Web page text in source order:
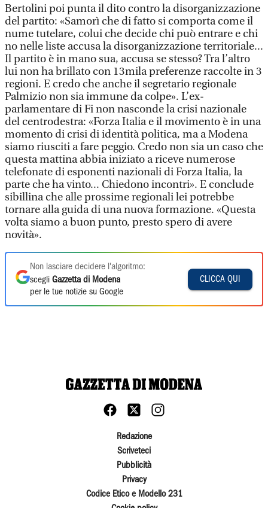
Bertolini poi punta il dito contro la disorganizzazione
del partito: «Samorì che di fatto si comporta come il
nume tutelare, colui che decide chi può entrare e chi
no nelle liste accusa la disorganizzazione territoriale...
Il partito è in mano sua, accusa se stesso? Tra l’altro
lui non ha brillato con 13mila preferenze raccolte in 3
regioni. E credo che anche il segretario regionale
Palmizio non sia immune da colpe». L’ex-
parlamentare di Fi non nasconde la crisi nazionale
del centrodestra: «Forza Italia e il movimento è in una
momento di crisi di identità politica, ma a Modena
siamo riusciti a fare peggio. Credo non sia un caso che
questa mattina abbia iniziato a riceve numerose
telefonate di esponenti nazionali di Forza Italia, la
parte che ha vinto... Chiedono incontri». E conclude
sibillina che alle prossime regionali lei potrebbe
tornare alla guida di una nuova formazione. «Questa
volta siamo a buon punto, presto spero di avere
novità».
Non lasciare decidere l'algoritmo:
scegli Gazzetta di Modena
per le tue notizie su Google
CLICCA QUI
Redazione
Scriveteci
Pubblicità
Privacy
Codice Etico e Modello 231